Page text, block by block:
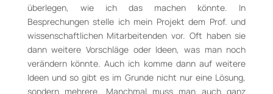
überlegen, wie ich das machen könnte. In
Besprechungen stelle ich mein Projekt dem Prof. und
wissenschaftlichen Mitarbeitenden vor. Oft haben sie
dann weitere Vorschläge oder Ideen, was man noch
verändern könnte. Auch ich komme dann auf weitere
Ideen und so gibt es im Grunde nicht nur eine Lösung,
sondern mehrere. Manchmal muss man auch ganz